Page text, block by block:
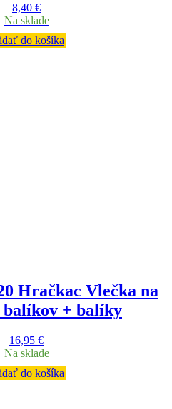
8,40 €
Na sklade
do košíka
Hračkac Vlečka na
+ balíky
16,95 €
Na sklade
do košíka